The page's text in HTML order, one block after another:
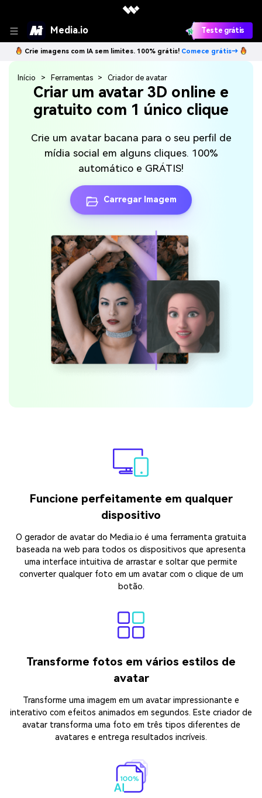
Media.io Teste grátis
Crie imagens com IA sem limites. 100% grátis! Comece grátis→
Criar um avatar 3D online e
gratuito com 1 único clique
Crie um avatar bacana para o seu perfil de
mídia social em alguns cliques. 100%
automático e GRÁTIS!
Carregar Imagem
Início Ferramentas Criador de avatar
Funcione perfeitamente em qualquer
dispositivo
O gerador de avatar do Media.io é uma ferramenta gratuita
baseada na web para todos os dispositivos que apresenta
uma interface intuitiva de arrastar e soltar que permite
converter qualquer foto em um avatar com o clique de um
botão.
Transforme fotos em vários estilos de
avatar
Transforme uma imagem em um avatar impressionante e
interativo com efeitos animados em segundos. Este criador de
avatar transforma uma foto em três tipos diferentes de
avatares e entrega resultados incríveis.